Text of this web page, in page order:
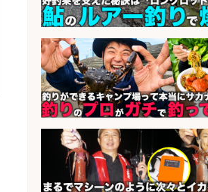
1600円 鮮魚コーナーでのお
西尾張部
会社名 マンパワーグループ株式
sponsored by 求
魚の調理経験が活かせる「鮮
工/食品工場スタッフ」
会社名 株式会社松屋フーズ
sponsored by 求